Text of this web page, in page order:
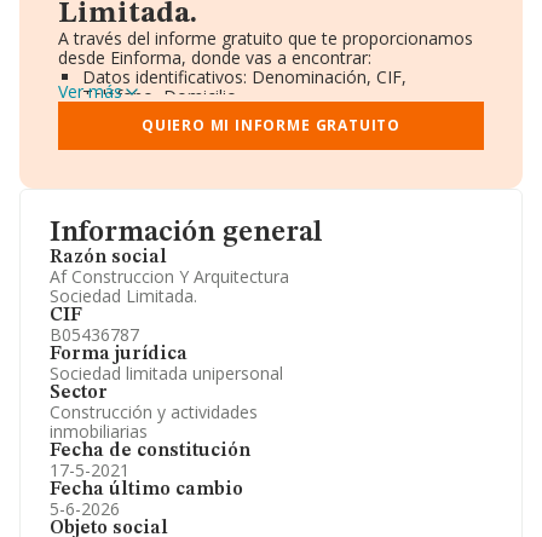
Información general
Razón social
Af Construccion Y Arquitectura
Sociedad Limitada.
CIF
B05436787
Forma jurídica
Sociedad limitada unipersonal
Sector
Construcción y actividades
inmobiliarias
Fecha de constitución
17-5-2021
Fecha último cambio
5-6-2026
Objeto social
Limitada.
A través del informe gratuito que te proporcionamos
desde Einforma, donde vas a encontrar:
Datos identificativos: Denominación, CIF,
Teléfono, Domicilio.
Informe Mercantil Completo (BORME).
Gráficos de Evolución Ventas y Empleados.
Consejo de Administración y Administradores.
Accionistas.
Artículos de prensa publicados sobre la empresa.
Información oficial y registral complementaria.
Ver más
QUIERO MI INFORME GRATUITO